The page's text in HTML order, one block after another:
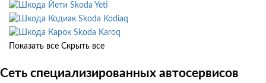
Skoda Yeti
Skoda Kodiaq
Skoda Karoq
Показать все Скрыть все
Сеть специализированных автосервисов